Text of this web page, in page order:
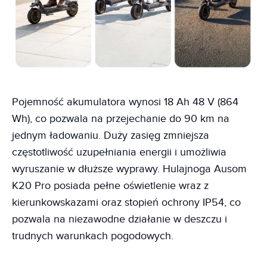
Pojemność akumulatora wynosi 18 Ah 48 V (864
Wh), co pozwala na przejechanie do 90 km na
jednym ładowaniu. Duży zasięg zmniejsza
częstotliwość uzupełniania energii i umożliwia
wyruszanie w dłuższe wyprawy. Hulajnoga Ausom
K20 Pro posiada pełne oświetlenie wraz z
kierunkowskazami oraz stopień ochrony IP54, co
pozwala na niezawodne działanie w deszczu i
trudnych warunkach pogodowych.